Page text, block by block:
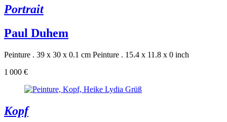
Portrait
Paul Duhem
Peinture . 39 x 30 x 0.1 cm Peinture . 15.4 x 11.8 x 0 inch
1 000 €
Kopf